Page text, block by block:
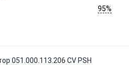
95%
051.000.113.206 CV PSH